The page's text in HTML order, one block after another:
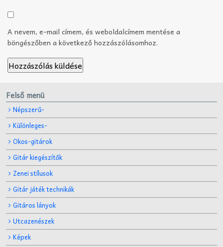
A nevem, e-mail címem, és weboldalcímem mentése a
böngészőben a következő hozzászólásomhoz.
Felső menü
Népszerű-
Különleges-
Okos-gitárok
Gitár kiegészítők
Zenei stílusok
Gitár játék technikák
Gitáros lányok
Utcazenészek
Képek